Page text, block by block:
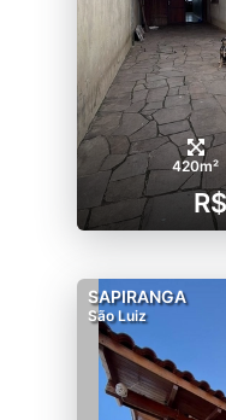
420m²
SAPIRANGA
São Luiz